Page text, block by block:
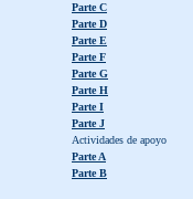
Parte C
Parte D
Parte E
Parte F
Parte G
Parte H
Parte I
Parte J
Actividades de apoyo
Parte A
Parte B